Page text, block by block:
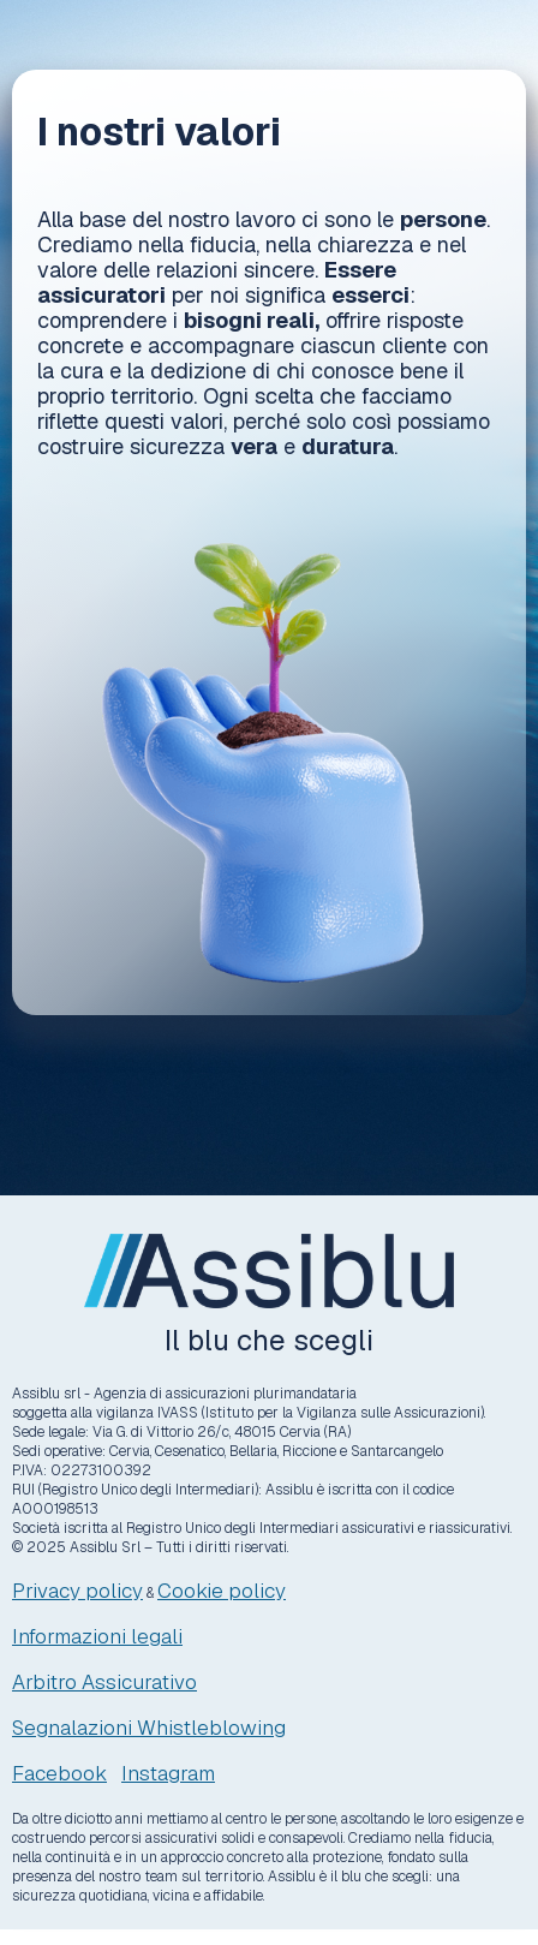
I nostri valori
Alla base del nostro lavoro ci sono le persone.
Crediamo nella fiducia, nella chiarezza e nel
valore delle relazioni sincere. Essere
assicuratori per noi significa esserci:
comprendere i bisogni reali, offrire risposte
concrete e accompagnare ciascun cliente con
la cura e la dedizione di chi conosce bene il
proprio territorio. Ogni scelta che facciamo
riflette questi valori, perché solo così possiamo
costruire sicurezza vera e duratura.
Il blu che scegli
Assiblu srl - Agenzia di assicurazioni plurimandataria
soggetta alla vigilanza IVASS (Istituto per la Vigilanza sulle Assicurazioni).
Sede legale: Via G. di Vittorio 26/c, 48015 Cervia (RA)
Sedi operative: Cervia, Cesenatico, Bellaria, Riccione e Santarcangelo
P.IVA: 02273100392
RUI (Registro Unico degli Intermediari): Assiblu è iscritta con il codice
A000198513
Società iscritta al Registro Unico degli Intermediari assicurativi e riassicurativi.
© 2025 Assiblu Srl – Tutti i diritti riservati.
Privacy policy&Cookie policy
Informazioni legali
Arbitro Assicurativo
Segnalazioni Whistleblowing
Facebook Instagram
Da oltre diciotto anni mettiamo al centro le persone, ascoltando le loro esigenze e
costruendo percorsi assicurativi solidi e consapevoli. Crediamo nella fiducia,
nella continuità e in un approccio concreto alla protezione, fondato sulla
presenza del nostro team sul territorio. Assiblu è il blu che scegli: una
sicurezza quotidiana, vicina e affidabile.